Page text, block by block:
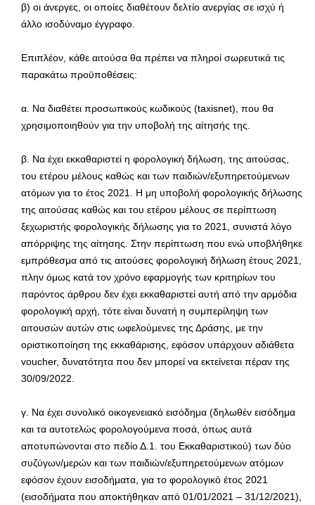
β) οι άνεργες, οι οποίες διαθέτουν δελτίο ανεργίας σε ισχύ ή
άλλο ισοδύναμο έγγραφο.
Επιπλέον, κάθε αιτούσα θα πρέπει να πληροί σωρευτικά τις
παρακάτω προϋποθέσεις:
α. Να διαθέτει προσωπικούς κωδικούς (taxisnet), που θα
χρησιμοποιηθούν για την υποβολή της αίτησής της.
β. Να έχει εκκαθαριστεί η φορολογική δήλωση, της αιτούσας,
του ετέρου μέλους καθώς και των παιδιών/εξυπηρετούμενων
ατόμων για το έτος 2021. Η μη υποβολή φορολογικής δήλωσης
της αιτούσας καθώς και του ετέρου μέλους σε περίπτωση
ξεχωριστής φορολογικής δήλωσης για το 2021, συνιστά λόγο
απόρριψης της αίτησης. Στην περίπτωση που ενώ υποβλήθηκε
εμπρόθεσμα από τις αιτούσες φορολογική δήλωση έτους 2021,
πλην όμως κατά τον χρόνο εφαρμογής των κριτηρίων του
παρόντος άρθρου δεν έχει εκκαθαριστεί αυτή από την αρμόδια
φορολογική αρχή, τότε είναι δυνατή η συμπερίληψη των
αιτουσών αυτών στις ωφελούμενες της Δράσης, με την
οριστικοποίηση της εκκαθάρισης, εφόσον υπάρχουν αδιάθετα
voucher, δυνατότητα που δεν μπορεί να εκτείνεται πέραν της
30/09/2022.
γ. Να έχει συνολικό οικογενειακό εισόδημα (δηλωθέν εισόδημα
και τα αυτοτελώς φορολογούμενα ποσά, όπως αυτά
αποτυπώνονται στο πεδίο Δ.1. του Εκκαθαριστικού) των δύο
συζύγων/μερών και των παιδιών/εξυπηρετούμενων ατόμων
εφόσον έχουν εισοδήματα, για το φορολογικό έτος 2021
(εισοδήματα που αποκτήθηκαν από 01/01/2021 – 31/12/2021),